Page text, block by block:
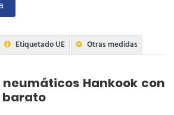
Etiquetado UE Otras medidas
Hankook con
barato